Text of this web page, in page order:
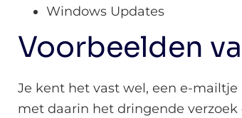
Windows Updates
Voorbeelden
Je kent het vast wel, een e-
met daarin het dringende